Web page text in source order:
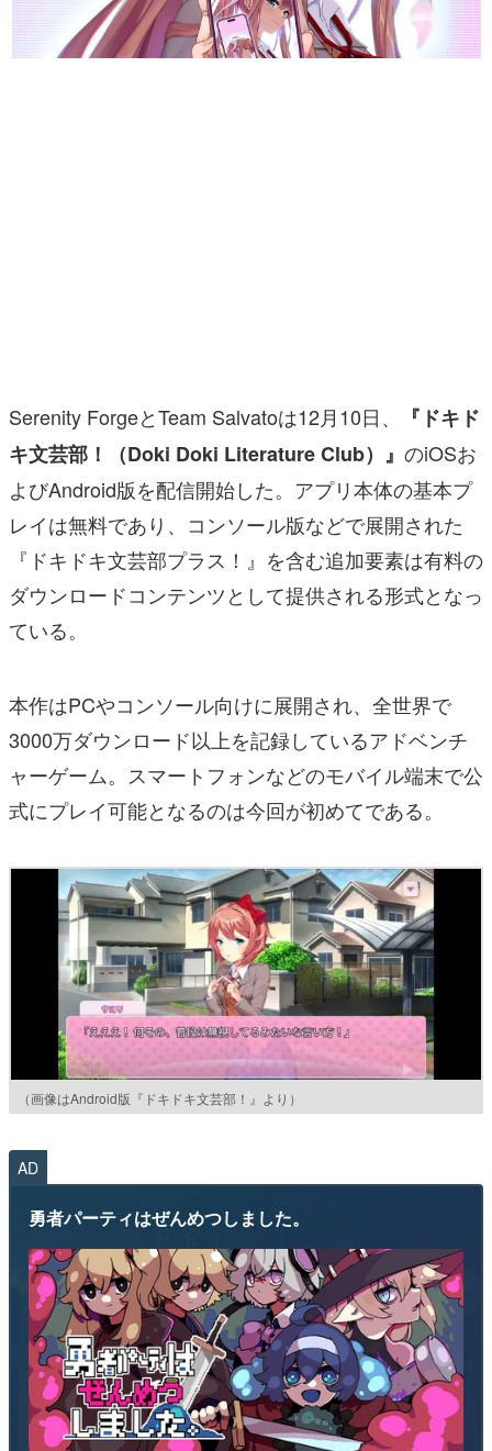
マンガ
女性向け
Serenity ForgeとTeam Salvatoは12月10日、
『ドキド
キ文芸部！（Doki Doki Literature Club）』 のiOSお
よびAndroid版を配信開始した。アプリ本体の基本プ
レイは無料であり、コンソール版などで展開された
『ドキドキ文芸部プラス！』を含む追加要素は有料の
ダウンロードコンテンツとして提供される形式となっ
ている。
本作はPCやコンソール向けに展開され、全世界で
3000万ダウンロード以上を記録しているアドベンチ
ャーゲーム。スマートフォンなどのモバイル端末で公
式にプレイ可能となるのは今回が初めてである。
（画像はAndroid版『ドキドキ文芸部！』より）
AD
勇者パーティはぜんめつしました。